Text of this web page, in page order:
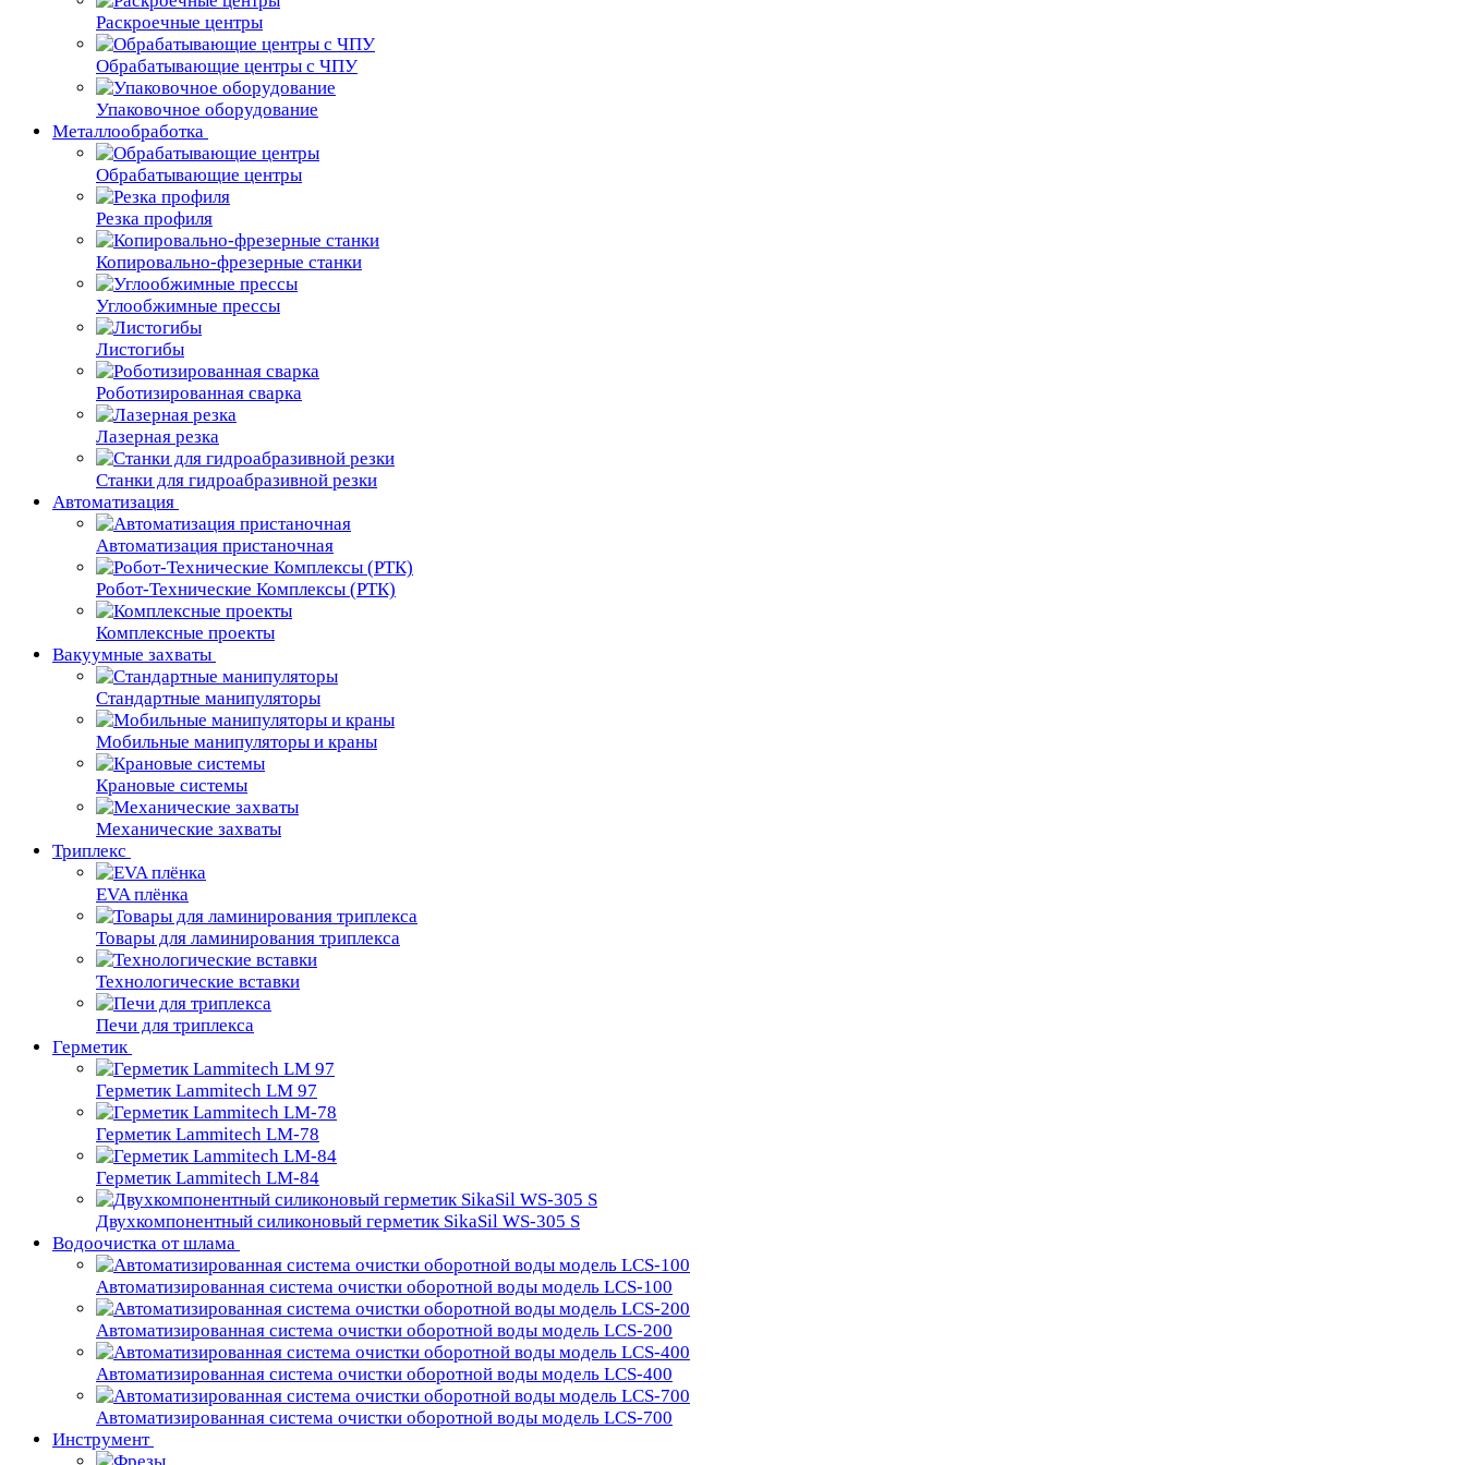
Раскроечные центры
Обрабатывающие центры с ЧПУ
Упаковочное оборудование
Металлообработка
Обрабатывающие центры
Резка профиля
Копировально-фрезерные станки
Углообжимные прессы
Листогибы
Роботизированная сварка
Лазерная резка
Станки для гидроабразивной резки
Автоматизация
Автоматизация пристаночная
Робот-Технические Комплексы (РТК)
Комплексные проекты
Вакуумные захваты
Стандартные манипуляторы
Мобильные манипуляторы и краны
Крановые сиcтемы
Механические захваты
Триплекс
EVA плёнка
Товары для ламинирования триплекса
Технологические вставки
Печи для триплекса
Герметик
Герметик Lammitech LM 97
Герметик Lammitech LM-78
Герметик Lammitech LM-84
Двухкомпонентный силиконовый герметик SikaSil WS-305 S
Водоочистка от шлама
Автоматизированная система очистки оборотной воды модель LCS-100
Автоматизированная система очистки оборотной воды модель LCS-200
Автоматизированная система очистки оборотной воды модель LCS-400
Автоматизированная система очистки оборотной воды модель LCS-700
Инструмент